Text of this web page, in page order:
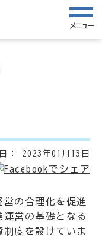
メニュー
： 2023年01月13日
の合理化を促進
営の基礎となる
度を設けていま